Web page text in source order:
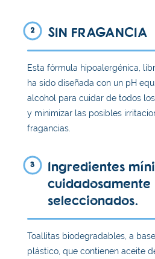
2 SIN FRAGANCIA
Esta fórmula hipoalergénica,
ha sido diseñada con un pH
alcohol para cuidar de todos
y minimizar las posibles
fragancias.
3
Ingredientes
cuidadosamente
seleccionados.
Toallitas biodegradables, a
plástico, que contienen aceite